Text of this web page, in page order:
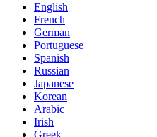
English
French
German
Portuguese
Spanish
Russian
Japanese
Korean
Arabic
Irish